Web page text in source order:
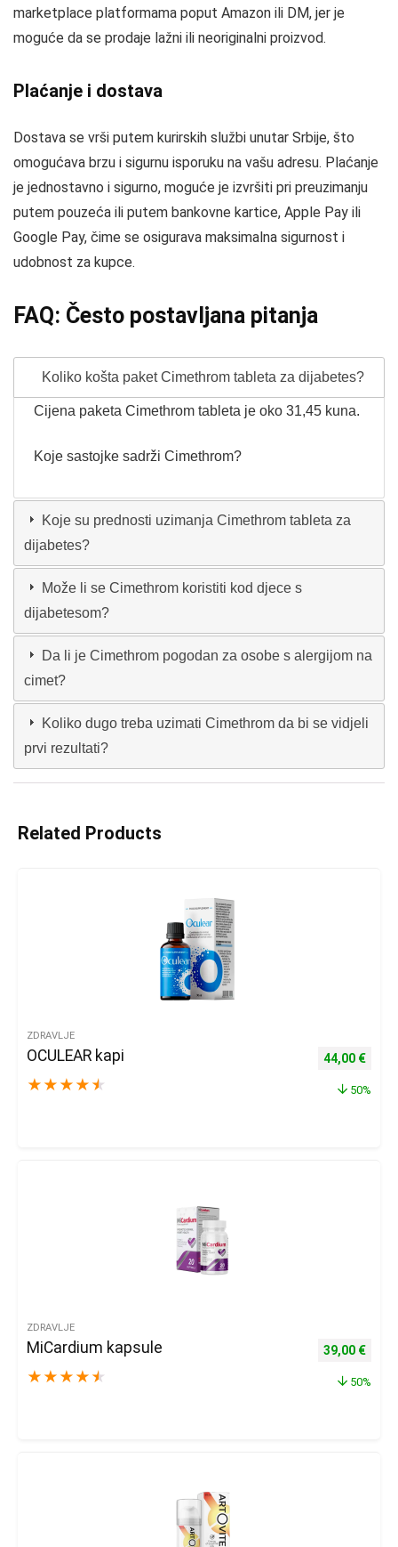
marketplace platformama poput Amazon ili DM, jer je
moguće da se prodaje lažni ili neoriginalni proizvod.
Plaćanje i dostava
Dostava se vrši putem kurirskih službi unutar Srbije, što
omogućava brzu i sigurnu isporuku na vašu adresu. Plaćanje
je jednostavno i sigurno, moguće je izvršiti pri preuzimanju
putem pouzeća ili putem bankovne kartice, Apple Pay ili
Google Pay, čime se osigurava maksimalna sigurnost i
udobnost za kupce.
FAQ: Često postavljana pitanja
Koliko košta paket Cimethrom tableta za dijabetes?
Cijena paketa Cimethrom tableta je oko 31,45 kuna.
Koje sastojke sadrži Cimethrom?
Koje su prednosti uzimanja Cimethrom tableta za
dijabetes?
Može li se Cimethrom koristiti kod djece s
dijabetesom?
Da li je Cimethrom pogodan za osobe s alergijom na
cimet?
Koliko dugo treba uzimati Cimethrom da bi se vidjeli
prvi rezultati?
Related Products
ZDRAVLJE
OCULEAR kapi
★ ★ ★ ★ ★
Izvorna
44,00 €
50%
ZDRAVLJE
MiCardium kapsule
★ ★ ★ ★ ★
Izvorna
39,00 €
50%